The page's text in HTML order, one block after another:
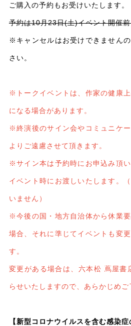
ご購入の予約もお受けいたします。
予約は10月23日(土)イベント開催
※キャンセルはお受けできません
さい。
※トークイベントは、作家の健康
になる場合があります。
※終演後のサイン会やコミュニケ
よりご遠慮させて頂きます。
※サイン本は予約時にお申込み頂い
イベント時にお渡しいたします。
いません）
※今後の国・地⽅⾃治体から休業
場合、それに準じてイベントも変
す。
変更がある場合は、六本松 蔦屋書
らせいたしますので、あらかじめご
【新型コロナウイルスを含む感染